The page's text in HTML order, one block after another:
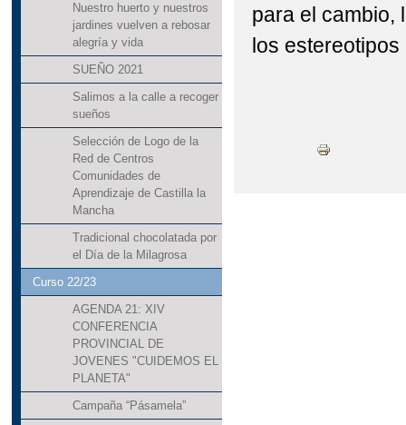
Nuestro huerto y nuestros
jardines vuelven a rebosar
alegría y vida
SUEÑO 2021
Salimos a la calle a recoger
sueños
Selección de Logo de la
Red de Centros
Comunidades de
Aprendizaje de Castilla la
Mancha
Tradicional chocolatada por
el Día de la Milagrosa
Curso 22/23
AGENDA 21: XIV
CONFERENCIA
PROVINCIAL DE
JOVENES "CUIDEMOS EL
PLANETA"
Campaña “Pásamela”
para el cambio,
los